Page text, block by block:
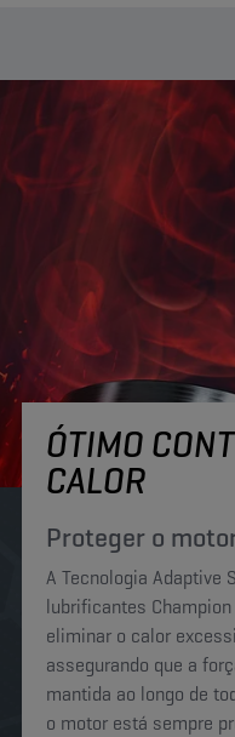
ÓTIMO
CALOR
Proteger o
A Tecnologia Adaptive
lubrificantes
eliminar o calor
assegurando que a
mantida ao longo de
o motor está sempre